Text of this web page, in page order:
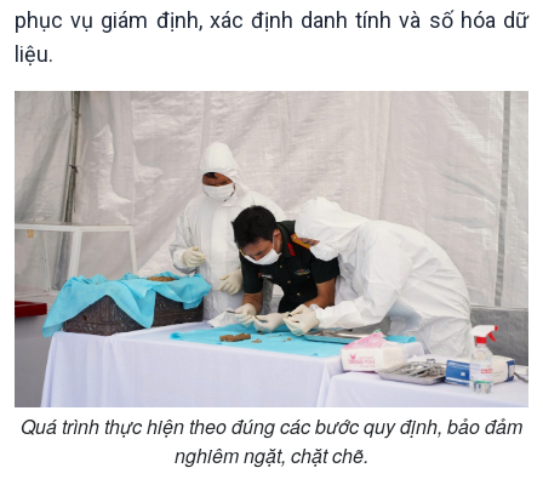
Tin Kinh tế
Trước giờ mở cửa
Dòng chảy Kinh tế
Sức sống hàng Việt
Khởi nghiệp
Tuyên chiến với gian lận
thương mại
Tin Nông nghiệp & Biển
Biển đảo Việt Nam
Tâm tình biên giới và hải
Tìm hiểu biển, đảo Việt
Nam
phục vụ giám định, xác định danh tính và số hóa dữ
liệu.
Quá trình thực hiện theo đúng các bước quy định, bảo đảm
nghiêm ngặt, chặt chẽ.